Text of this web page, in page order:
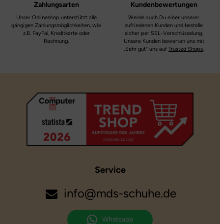
Weite:
Zahlungsarten
Unser Onlineshop unterstützt alle
gängigen Zahlungsmöglichkeiten, wie
z.B. PayPal, Kreditkarte oder
Rechnung.
Kundenbewertungen
Werde auch Du einer unserer
zufriedenen Kunden und bestelle
sicher per SSL-Verschlüsselung.
Unsere Kunden bewerten uns mit
„Sehr gut“ uns auf Trusted Shops.
Service
info@mds-schuhe.de
Whatsapp